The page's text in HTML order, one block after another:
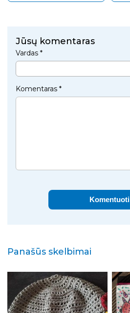
Jūsų komentaras
Vardas *
Komentaras *
Komentuoti
Panašūs skelbimai